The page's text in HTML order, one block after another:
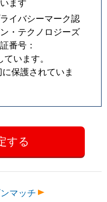
イバシーマーク認
・テクノロジーズ
番号：
います。
保護されていま
マッチ